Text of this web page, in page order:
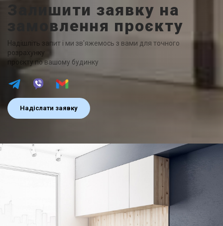
Залишити заявку на
замовлення проєкту
Надішліть запит і ми зв'яжемось з вами для точного
розрахунку
проєкту по вашому будинку
Надіслати заявку